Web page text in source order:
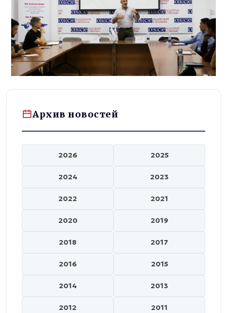
Архив новостей
2026 2025
2024 2023
2022 2021
2020 2019
2018 2017
2016 2015
2014 2013
2012 2011